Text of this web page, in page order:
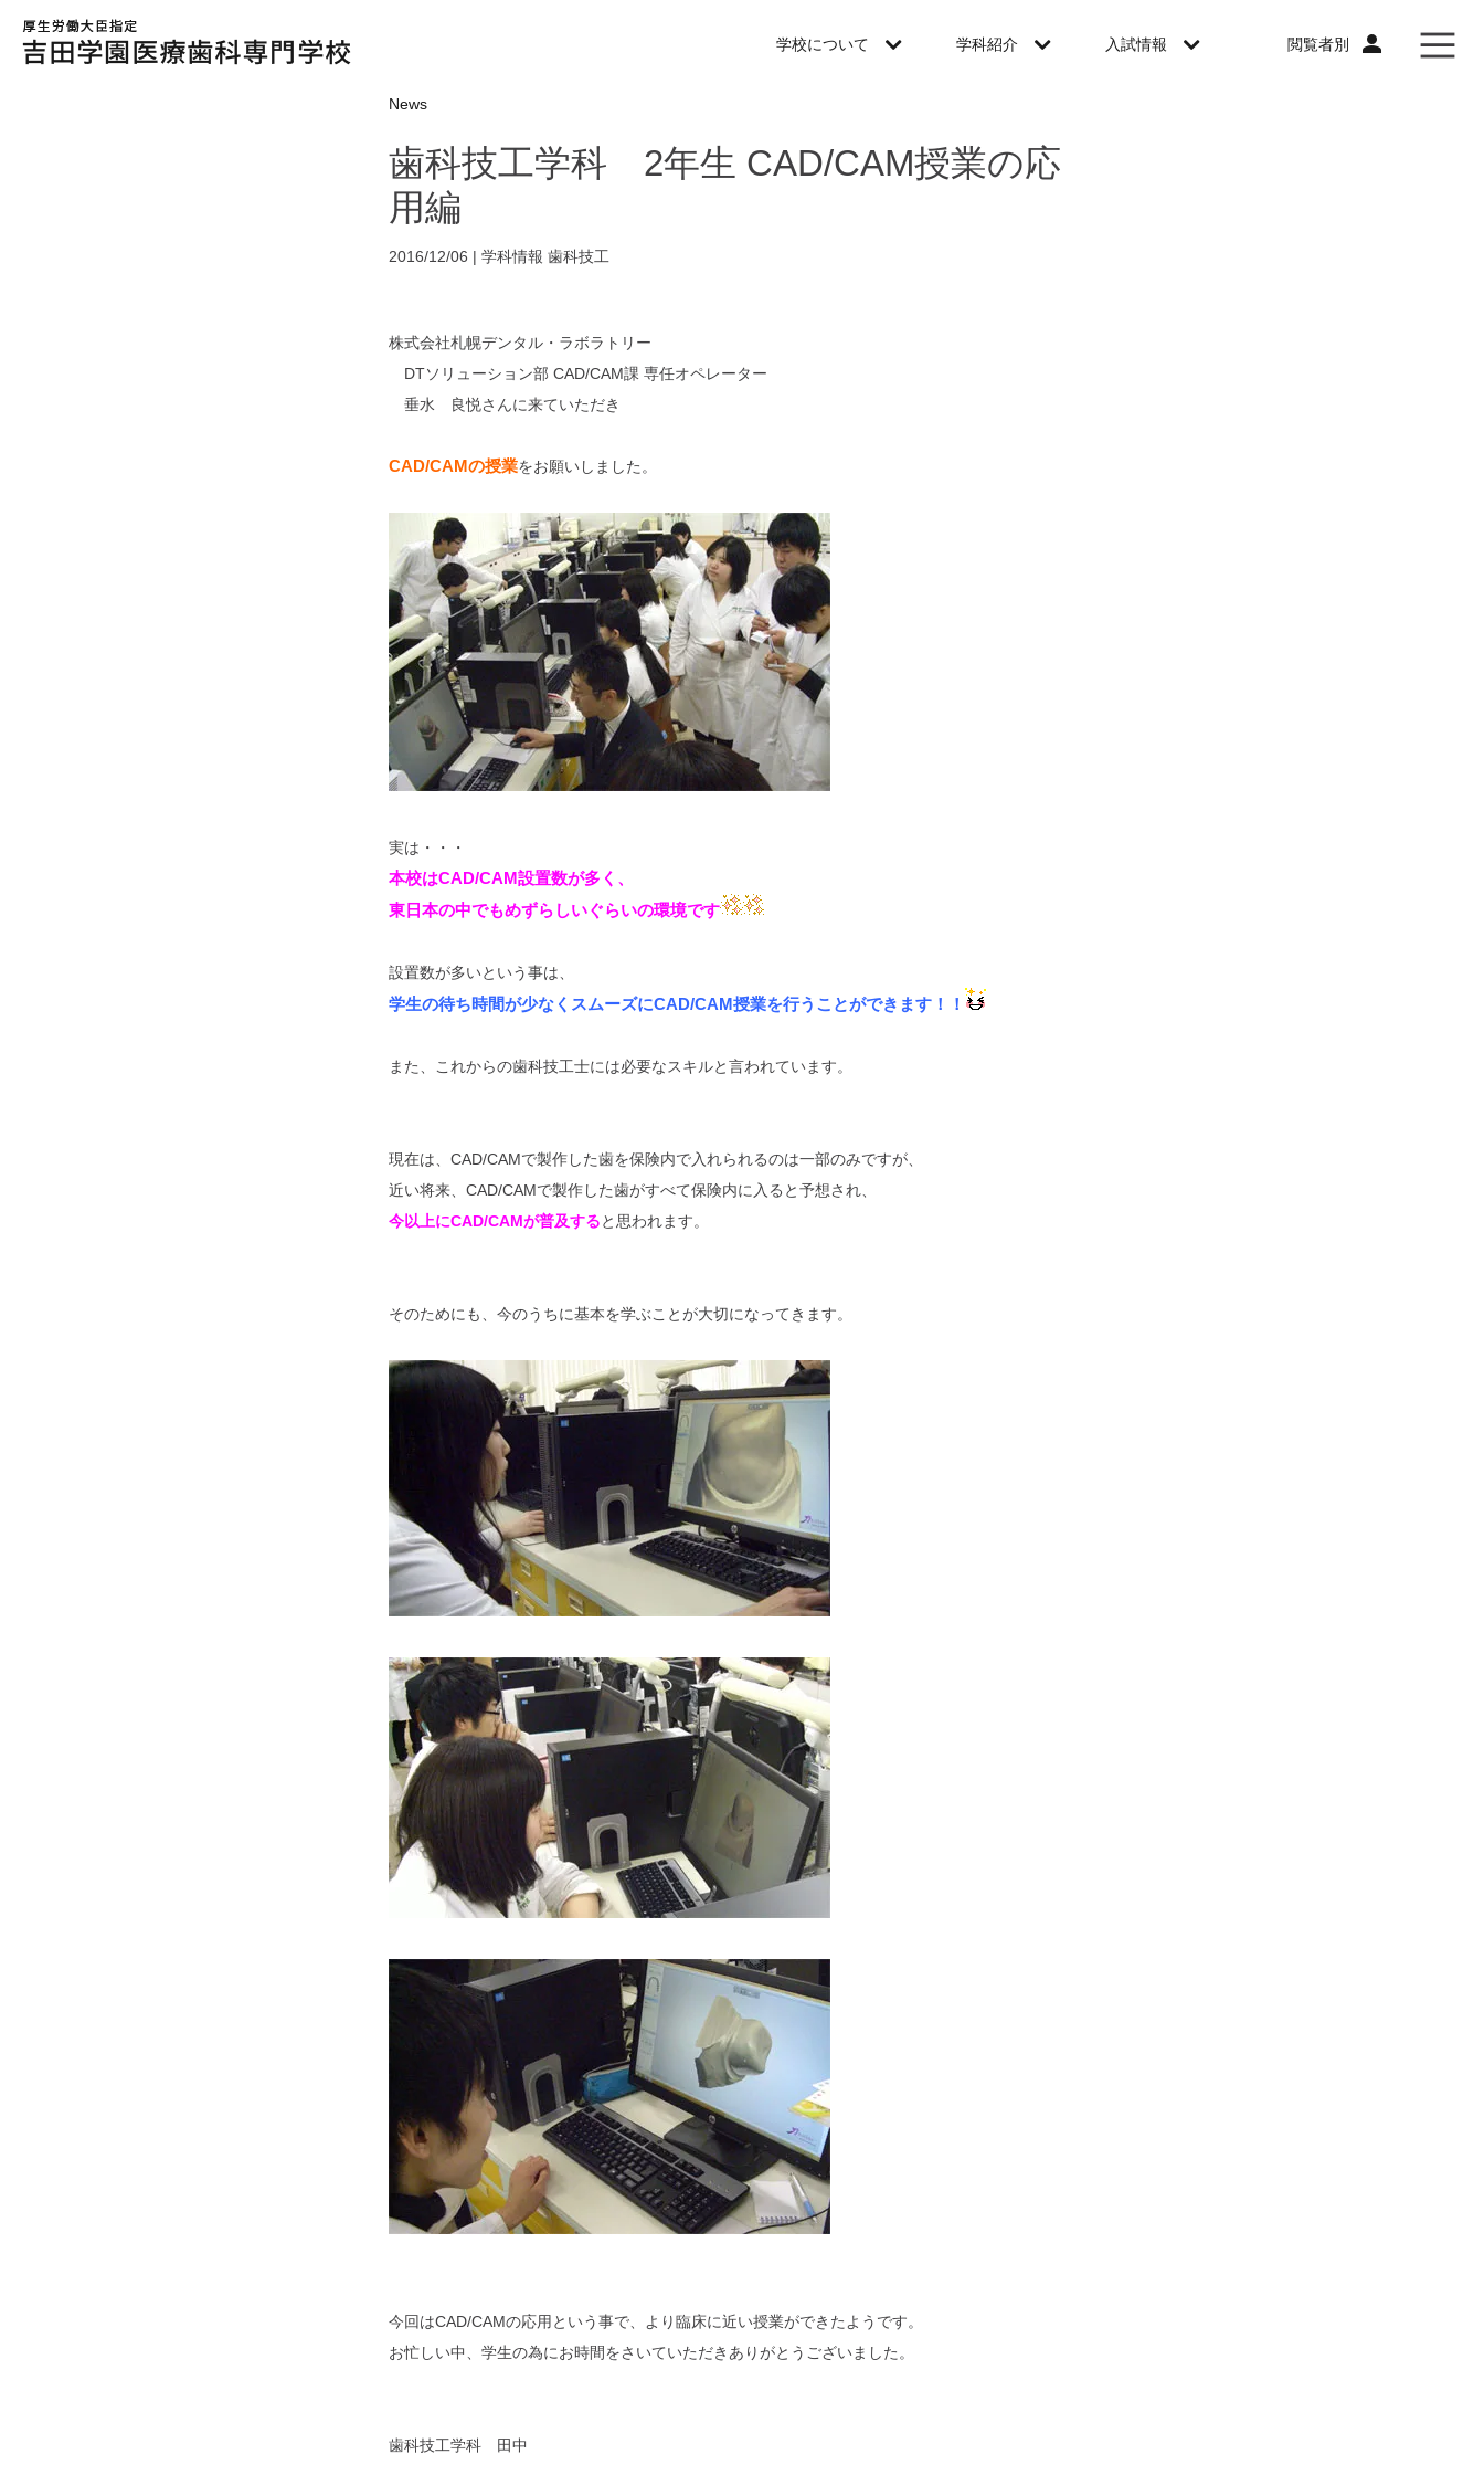
学校について 学科紹介 入試情報 閲覧者別
News
歯科技工学科 2年生 CAD/CAM授業の応
用編
2016/12/06 | 学科情報 歯科技工
株式会社札幌デンタル・ラボラトリー
DTソリューション部 CAD/CAM課 専任オペレーター
垂水 良悦さんに来ていただき
CAD/CAMの授業をお願いしました。
実は・・・
本校はCAD/CAM設置数が多く、
東日本の中でもめずらしいぐらいの環境です
設置数が多いという事は、
学生の待ち時間が少なくスムーズにCAD/CAM授業を行うことができます！！
また、これからの歯科技工士には必要なスキルと言われています。
現在は、CAD/CAMで製作した歯を保険内で入れられるのは一部のみですが、
近い将来、CAD/CAMで製作した歯がすべて保険内に入ると予想され、
今以上にCAD/CAMが普及すると思われます。
そのためにも、今のうちに基本を学ぶことが大切になってきます。
今回はCAD/CAMの応用という事で、より臨床に近い授業ができたようです。
お忙しい中、学生の為にお時間をさいていただきありがとうございました。
歯科技工学科 田中